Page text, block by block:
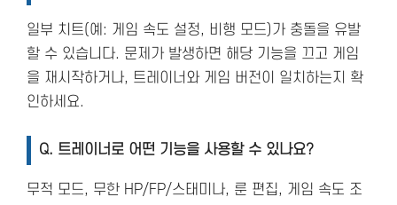
일부 치트(예: 게임 속도 설정, 비행 모드)가 충돌을 유발
할 수 있습니다. 문제가 발생하면 해당 기능을 끄고 게임
을 재시작하거나, 트레이너와 게임 버전이 일치하는지 확
인하세요.
Q. 트레이너로 어떤 기능을 사용할 수 있나요?
무적 모드, 무한 HP/FP/스태미나, 룬 편집, 게임 속도 조